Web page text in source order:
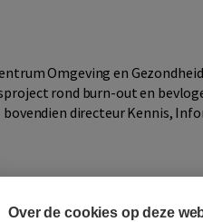
Omgeving en Gezondheid
rond burn-out en
directeur Kennis,
Over de cookies op deze